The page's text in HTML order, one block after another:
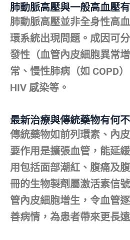
肺動脈高壓與一般高血壓
肺動脈高壓並非全身性高
環系統出現問題。成因可
發性（血管內皮細胞異常
常、慢性肺病（如 COPD
HIV 感染等。
最新治療與傳統藥物有何
傳統藥物如前列環素、內
要作用是擴張血管，能延
用包括面部潮紅、腹痛及
冊的生物製劑屬激活素信
管內皮細胞增生，令血管
善病情，為患者帶來更長